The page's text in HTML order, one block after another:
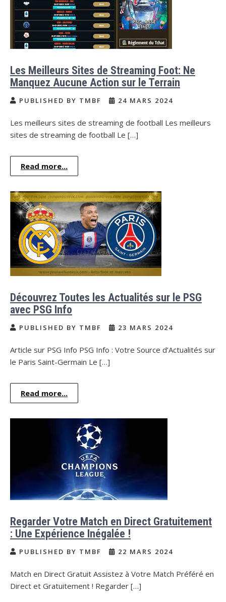
Les Meilleurs Sites de Streaming Foot: Ne
Manquez Aucune Action sur le Terrain
PUBLISHED BY TMBF 24 MARS 2024
Les meilleurs sites de streaming de football Les meilleurs
sites de streaming de football Le […]
Read more...
Découvrez Toutes les Actualités sur le PSG
avec PSG Info
PUBLISHED BY TMBF 23 MARS 2024
Article sur PSG Info PSG Info : Votre Source d’Actualités sur
le Paris Saint-Germain Le […]
Read more...
Regarder Votre Match en Direct Gratuitement
: Une Expérience Inégalée !
PUBLISHED BY TMBF 22 MARS 2024
Match en Direct Gratuit Assistez à Votre Match Préféré en
Direct et Gratuitement ! Regarder […]